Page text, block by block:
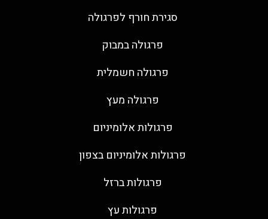
סגירת חורף לפרגולה
פרגולה במבוק
פרגולה חשמלית
פרגולה מעץ
פרגולות אלומיניום
פרגולות אלומיניום בצפון
פרגולות ברזל
פרגולות עץ